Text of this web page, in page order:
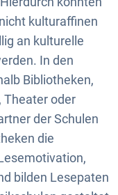
kulturaffinen
an kulturelle
In den
Bibliotheken,
Theater oder
der Schulen
die
bilden Lesepaten